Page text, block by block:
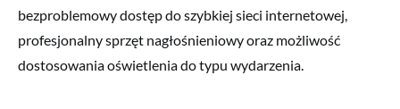
bezproblemowy dostęp do szybkiej sieci internetowej,
profesjonalny sprzęt nagłośnieniowy oraz możliwość
dostosowania oświetlenia do typu wydarzenia.